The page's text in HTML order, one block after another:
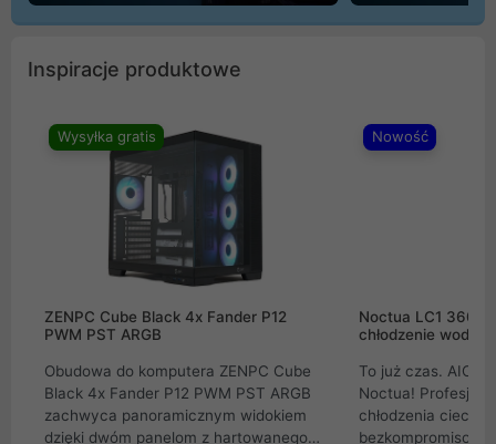
Inspiracje produktowe
Wysyłka gratis
ZENPC Cube Black 4x Fander P12
PWM PST ARGB
Obudowa do komputera ZENPC Cube
Black 4x Fander P12 PWM PST ARGB
zachwyca panoramicznym widokiem
dzięki dwóm panelom z hartowanego
Nowość
Noctua LC1
chłodzenie wodne
To już czas. AIO
Noctua!
chłodzenia cieczą